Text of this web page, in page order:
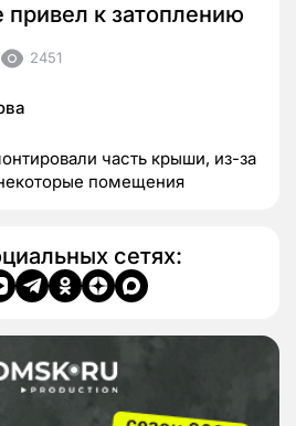
к затоплению
2451
часть крыши, из-за
помещения
сетях: